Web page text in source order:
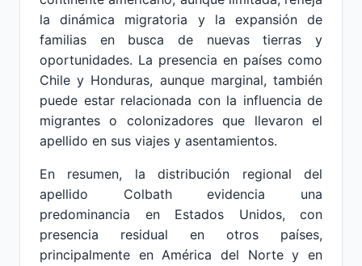
la dinámica migratoria y la expansión de
familias en busca de nuevas tierras y
oportunidades. La presencia en países como
Chile y Honduras, aunque marginal, también
puede estar relacionada con la influencia de
migrantes o colonizadores que llevaron el
apellido en sus viajes y asentamientos.
En resumen, la distribución regional del
apellido Colbath evidencia una
predominancia en Estados Unidos, con
presencia residual en otros países,
principalmente en América del Norte y en